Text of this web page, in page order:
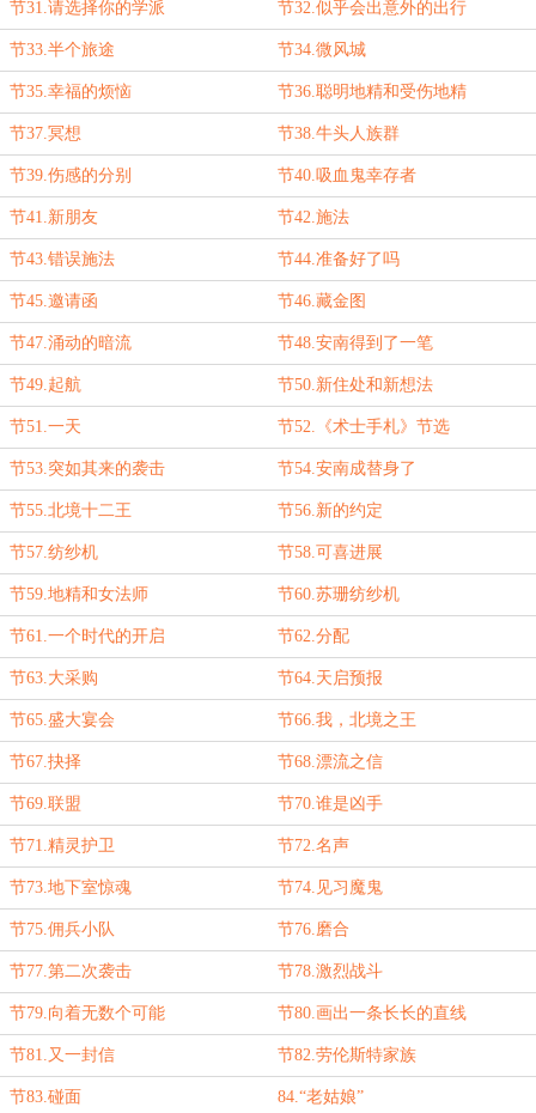
节31.请选择你的学派 节32.似乎会出意外的出行
节33.半个旅途 节34.微风城
节35.幸福的烦恼 节36.聪明地精和受伤地精
节37.冥想 节38.牛头人族群
节39.伤感的分别 节40.吸血鬼幸存者
节41.新朋友 节42.施法
节43.错误施法 节44.准备好了吗
节45.邀请函 节46.藏金图
节47.涌动的暗流 节48.安南得到了一笔
节49.起航 节50.新住处和新想法
节51.一天 节52.《术士手札》节选
节53.突如其来的袭击 节54.安南成替身了
节55.北境十二王 节56.新的约定
节57.纺纱机 节58.可喜进展
节59.地精和女法师 节60.苏珊纺纱机
节61.一个时代的开启 节62.分配
节63.大采购 节64.天启预报
节65.盛大宴会 节66.我，北境之王
节67.抉择 节68.漂流之信
节69.联盟 节70.谁是凶手
节71.精灵护卫 节72.名声
节73.地下室惊魂 节74.见习魔鬼
节75.佣兵小队 节76.磨合
节77.第二次袭击 节78.激烈战斗
节79.向着无数个可能 节80.画出一条长长的直线
节81.又一封信 节82.劳伦斯特家族
节83.碰面 84.“老姑娘”